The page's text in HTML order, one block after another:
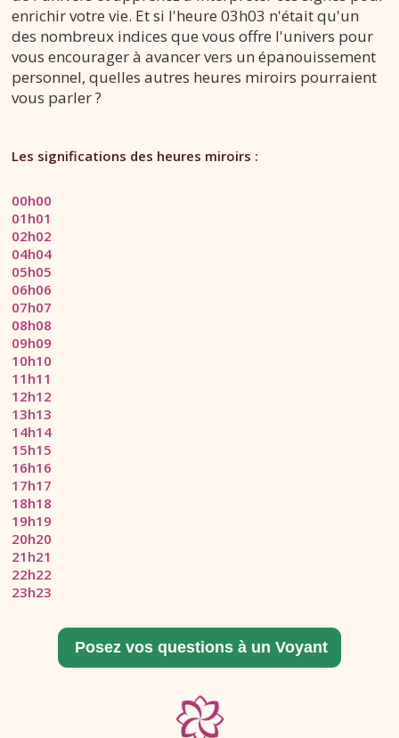
enrichir votre vie. Et si l'heure 03h03 n'était qu'un
des nombreux indices que vous offre l'univers pour
vous encourager à avancer vers un épanouissement
personnel, quelles autres heures miroirs pourraient
vous parler ?
Les significations des heures miroirs :
00h00
01h01
02h02
04h04
05h05
06h06
07h07
08h08
09h09
10h10
11h11
12h12
13h13
14h14
15h15
16h16
17h17
18h18
19h19
20h20
21h21
22h22
23h23